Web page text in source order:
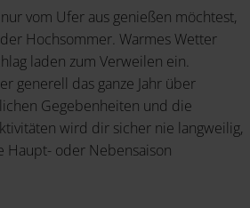
vom Ufer aus genießen möchtest,
Hochsommer. Warmes Wetter
laden zum Verweilen ein.
generell das ganze Jahr über
Gegebenheiten und die
wird dir sicher nie langweilig,
Haupt- oder Nebensaison